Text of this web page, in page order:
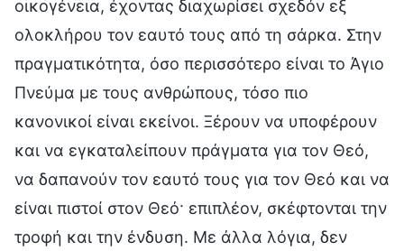
οικογένεια, έχοντας διαχωρίσει σχεδόν εξ
ολοκλήρου τον εαυτό τους από τη σάρκα. Στην
πραγματικότητα, όσο περισσότερο είναι το Άγιο
Πνεύμα με τους ανθρώπους, τόσο πιο
κανονικοί είναι εκείνοι. Ξέρουν να υποφέρουν
και να εγκαταλείπουν πράγματα για τον Θεό,
να δαπανούν τον εαυτό τους για τον Θεό και να
είναι πιστοί στον Θεό· επιπλέον, σκέφτονται την
τροφή και την ένδυση. Με άλλα λόγια, δεν